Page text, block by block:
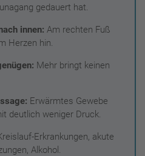
gedauert hat.
innen: Am rechten Fuß
Herzen hin.
Mehr bringt keinen
Erwärmtes Gewebe
deutlich weniger Druck.
Erkrankungen, akute
Alkohol.